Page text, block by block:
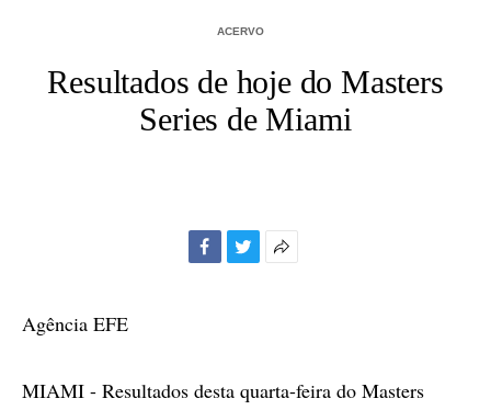
ACERVO
Resultados de hoje do Masters
Series de Miami
Agência EFE
MIAMI - Resultados desta quarta-feira do Masters